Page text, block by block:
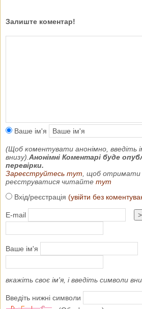
Залиште коментар!
Ваше ім'я
(Щоб коментувати анонімно, введіть
внизу). Анонімні Коментарі буде
перевірки.
Зареєструйтесь тут , щоб отримати
реєструватися читайте тут
Вхід/реєстрація (увійти без
E-mail >
Ваше ім'я
вкажіть своє ім'я, і введіть символи
Введіть нижні символи